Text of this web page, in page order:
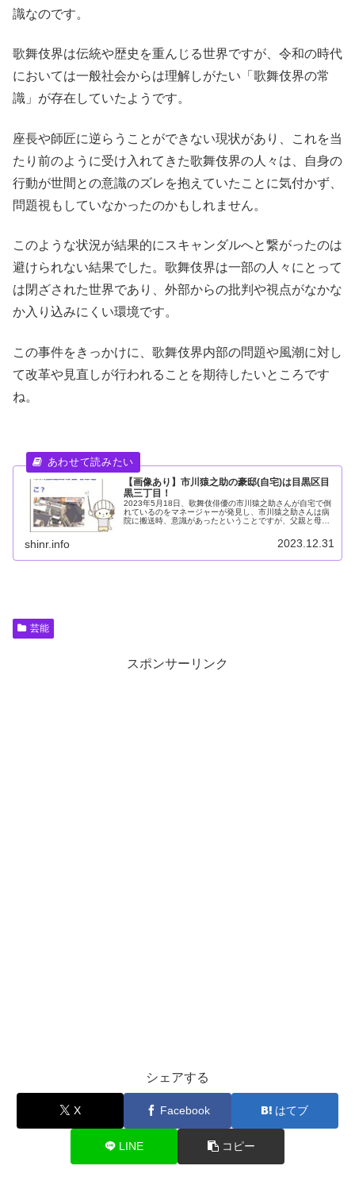
識なのです。
歌舞伎界は伝統や歴史を重んじる世界ですが、令和の時代
においては一般社会からは理解しがたい「歌舞伎界の常
識」が存在していたようです。
座長や師匠に逆らうことができない現状があり、これを当
たり前のように受け入れてきた歌舞伎界の人々は、自身の
行動が世間との意識のズレを抱えていたことに気付かず、
問題視もしていなかったのかもしれません。
このような状況が結果的にスキャンダルへと繋がったのは
避けられない結果でした。歌舞伎界は一部の人々にとって
は閉ざされた世界であり、外部からの批判や視点がなかな
か入り込みにくい環境です。
この事件をきっかけに、歌舞伎界内部の問題や風潮に対し
て改革や見直しが行われることを期待したいところです
ね。
【画像あり】市川猿之助の豪邸(自宅)は目黒区目
黒三丁目！
2023年5月18日、歌舞伎俳優の市川猿之助さんが自宅で倒
れているのをマネージャーが発見し、市川猿之助さんは病
院に搬送時、意識があったということですが、父親と母親
shinr.info 2023.12.31
芸能
スポンサーリンク
シェアする
X Facebook はてブ
LINE コピー